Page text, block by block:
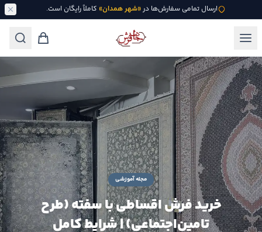
ارسال تمامی سفارش‌ها در«شهر همدان» کاملاً رایگان است.
مجله آموزشی
خرید فرش اقساطی با سفته (طرح
تامین‌اجتماعی) | شرایط کامل